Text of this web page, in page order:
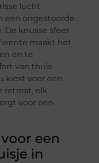
lucht
een ongestoorde
De knusse sfeer
maakt het
en te
van thuis
kiest voor een
retreat, elk
voor een
een
in